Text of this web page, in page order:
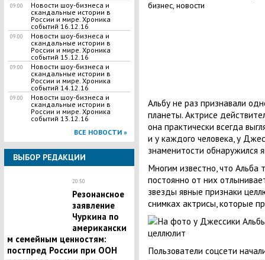
09:00
Новости шоу-бизнеса и
скандальные истории в
России и мире. Хроника
событий 16.12.16
09:00
Новости шоу-бизнеса и
скандальные истории в
России и мире. Хроника
событий 15.12.16
09:00
Новости шоу-бизнеса и
скандальные истории в
России и мире. Хроника
событий 14.12.16
09:00
Новости шоу-бизнеса и
скандальные истории в
России и мире. Хроника
событий 13.12.16
ВСЕ НОВОСТИ »
ВЫБОР РЕДАКЦИИ
20:50
Резонансное
заявление
Чуркина по
американски
м семейным ценностям:
постпред России при ООН
Альбу не раз признавали
планеты. Актрисе
она практически всегда
и у каждого человека, у
знаменитости обнаружился
Многим известно, что Альба
постоянно от них
звезды явные признаки
снимках актрисы, которые
Пользователи соцсети